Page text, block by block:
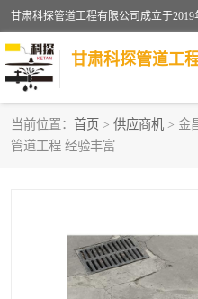
甘肃科探管道工
当前位置： 首页 > 供应商机 > 金
管道工程 经验丰富
管道安装维修
供热管道漏水
自来水管漏水